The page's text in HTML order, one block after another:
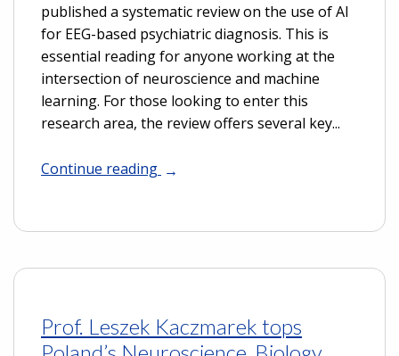
published a systematic review on the use of AI
for EEG-based psychiatric diagnosis. This is
essential reading for anyone working at the
intersection of neuroscience and machine
learning. For those looking to enter this
research area, the review offers several key...
Continue reading
Prof. Leszek Kaczmarek tops